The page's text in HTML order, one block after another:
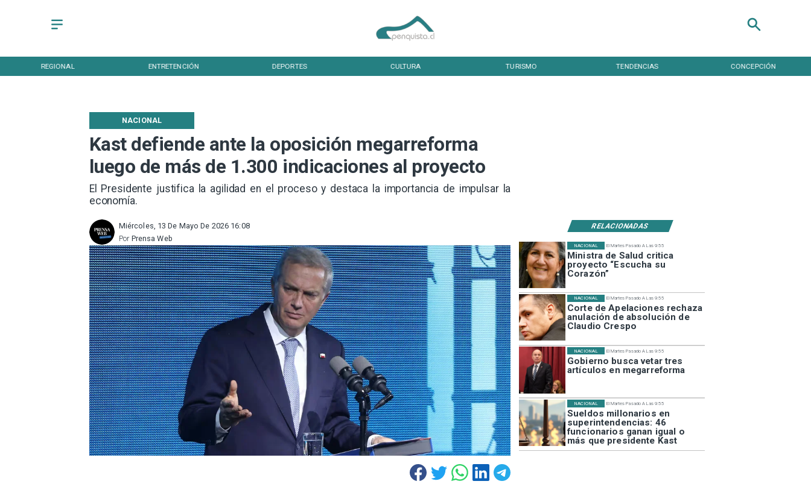
REGIONAL ENTRETENCIÓN DEPORTES CULTURA TURISMO TENDENCIAS CONCEPCIÓN
Kast defiende ante la oposición megarreforma
luego de más de 1.300 indicaciones al proyecto
El Presidente justifica la agilidad en el proceso y destaca la importancia de impulsar la
economía.
NACIONAL
RELACIONADAS
Miércoles, 13 De Mayo De 2026 16:08
Prensa Web
Por
El Martes Pasado A Las 9:55
Ministra de Salud critica
proyecto “Escucha su
Corazón”
NACIONAL
El Martes Pasado A Las 9:55
Corte de Apelaciones rechaza
anulación de absolución de
Claudio Crespo
NACIONAL
El Martes Pasado A Las 9:55
Gobierno busca vetar tres
artículos en megarreforma
NACIONAL
El Martes Pasado A Las 9:55
Sueldos millonarios en
superintendencias: 46
funcionarios ganan igual o
más que presidente Kast
NACIONAL